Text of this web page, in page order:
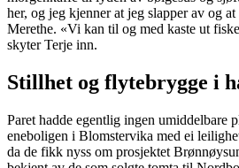
her, og jeg kjenner at jeg slapper av og
Merethe. «Vi kan til og med kaste ut
skyter Terje inn.
Stillhet og flytebrygge i
Paret hadde egentlig ingen umiddelbare
eneboligen i Blomstervika med ei
da de fikk nyss om prosjektet